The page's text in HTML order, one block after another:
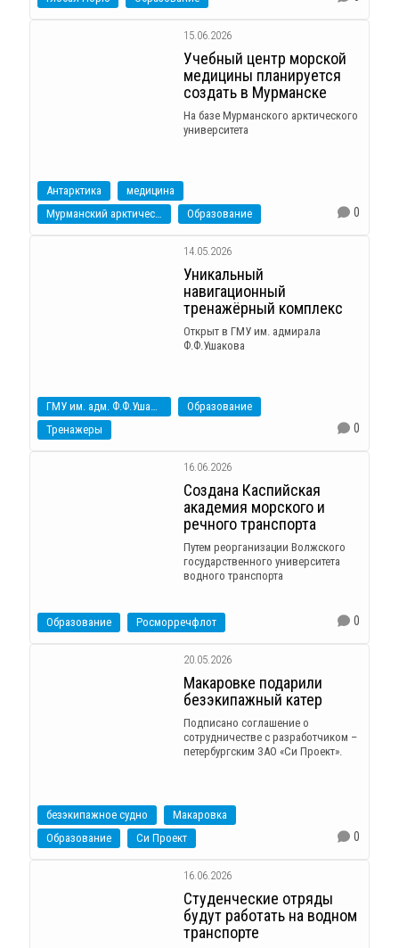
15.06.2026
Учебный центр морской
медицины планируется
создать в Мурманске
На базе Мурманского арктического
университета
Антарктика
медицина
Мурманский арктический университет
Образование 0
14.05.2026
Уникальный
навигационный
тренажёрный комплекс
Открыт в ГМУ им. адмирала
Ф.Ф.Ушакова
ГМУ им. адм. Ф.Ф.Ушакова
Образование
Тренажеры
0
16.06.2026
Создана Каспийская
академия морского и
речного транспорта
Путем реорганизации Волжского
государственного университета
водного транспорта
Образование Росморречфлот 0
20.05.2026
Макаровке подарили
безэкипажный катер
Подписано соглашение о
сотрудничестве с разработчиком –
петербургским ЗАО «Си Проект».
безэкипажное судно
Макаровка
Образование
Си Проект 0
16.06.2026
Студенческие отряды
будут работать на водном
транспорте